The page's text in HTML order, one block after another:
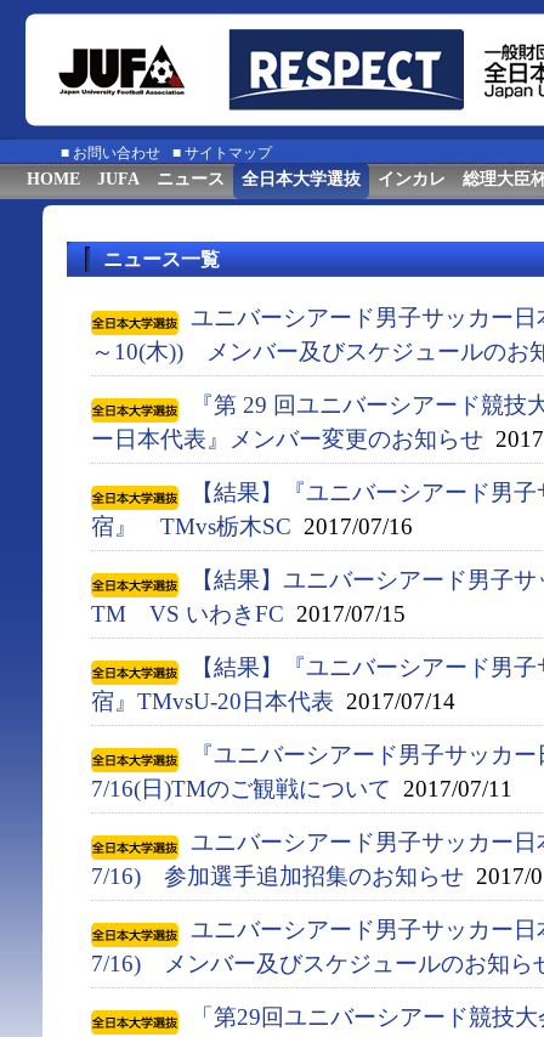
■ お問い合わせ ■ サイトマップ
HOME JUFA ニュース 全日本大学選抜 インカレ 総理大臣
ニュース一覧
ユニバーシアード男子サッカー
～10(木)) メンバー及びスケジュールのお
『第 29 回ユニバーシアード競技
ー日本代表』メンバー変更のお知らせ
【結果】『ユニバーシアード男
宿』 TMvs栃木SC 2017/07/16
【結果】ユニバーシアード男子
TM VS いわきFC 2017/07/15
【結果】『ユニバーシアード男
宿』TMvsU-20日本代表 2017/07/14
『ユニバーシアード男子サッカ
7/16(日)TMのご観戦について 2017/07/11
ユニバーシアード男子サッカー
7/16) 参加選手追加招集のお知らせ 2017/
ユニバーシアード男子サッカー
7/16) メンバー及びスケジュールのお知ら
「第29回ユニバーシアード競技